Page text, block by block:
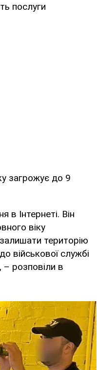
послуги
загрожує до 9
Інтернеті. Він
віку
територію
військової службі
розповіли в